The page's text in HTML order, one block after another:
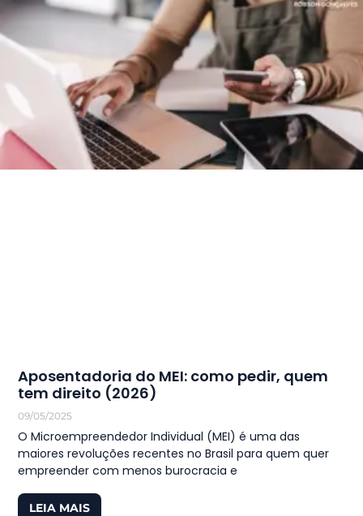
Aposentadoria do MEI: como pedir, quem
tem direito (2026)
09/05/2025
O Microempreendedor Individual (MEI) é uma das
maiores revoluções recentes no Brasil para quem quer
empreender com menos burocracia e
LEIA MAIS